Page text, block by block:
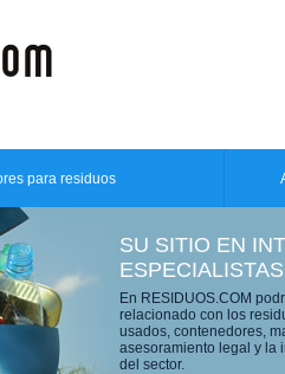
para residuos
SU SITIO EN
En RESIDUOS.COM
relacionado con los
usados, contenedores,
asesoramiento legal y la
del sector.